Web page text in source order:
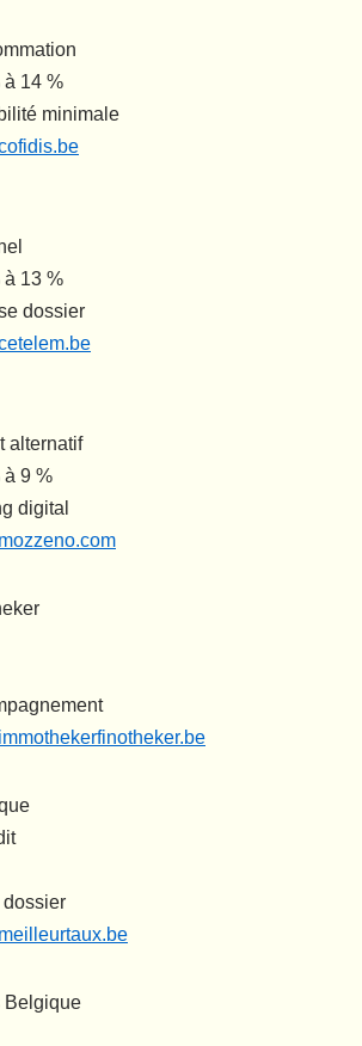
à 14 %
minimale
à 13 %
dossier
alternatif
à 9 %
digital
Belgique